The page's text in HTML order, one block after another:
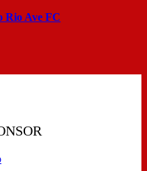
Rio Ave FC